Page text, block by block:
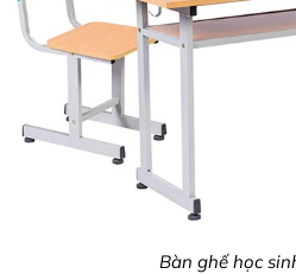
Bàn ghế học